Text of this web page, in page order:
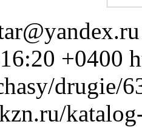
+0400
drugie/